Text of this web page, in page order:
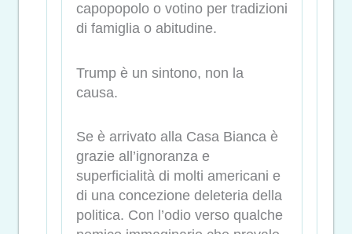
capopopolo o votino per tradizioni
di famiglia o abitudine.
Trump è un sintono, non la
causa.
Se è arrivato alla Casa Bianca è
grazie all’ignoranza e
superficialità di molti americani e
di una concezione deleteria della
politica. Con l’odio verso qualche